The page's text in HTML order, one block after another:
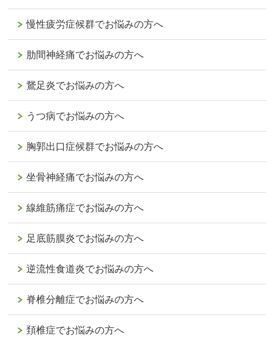
慢性疲労症候群でお悩みの方へ
肋間神経痛でお悩みの方へ
鵞足炎でお悩みの方へ
うつ病でお悩みの方へ
胸郭出口症候群でお悩みの方へ
坐骨神経痛でお悩みの方へ
線維筋痛症でお悩みの方へ
足底筋膜炎でお悩みの方へ
逆流性食道炎でお悩みの方へ
脊椎分離症でお悩みの方へ
頚椎症でお悩みの方へ